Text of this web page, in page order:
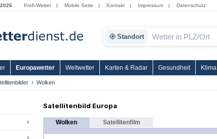
Profi-Wetter | Mobile Seite | Kontakt | Impressum | Datenschutz
Standort
Europawetter Weltwetter Karten & Radar Gesundheit Klima
Wolken
Satellitenbild Europa
Wolken Satellitenfilm